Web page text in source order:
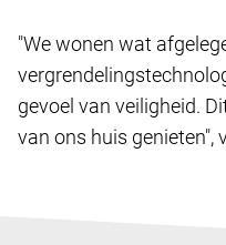
"We wonen wat
gevoel van veiligheid.
van ons huis genieten",